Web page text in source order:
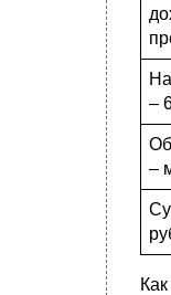
–
–